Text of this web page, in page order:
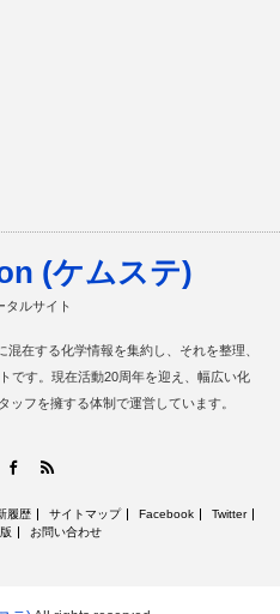
(ケムステ)
タルサイト
在する化学情報を集約し、それを整理、
です。現在活動20周年を迎え、幅広い化
ッフを擁する体制で運営しています。
Facebook
履歴 サイトマップ Facebook
Twitter
お問い合わせ